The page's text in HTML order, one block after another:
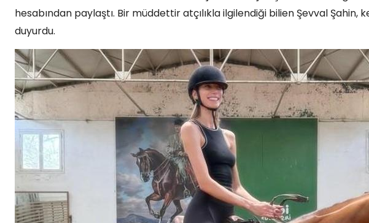
hesabından paylaştı. Bir müddettir atçılıkla ilgilendiği bilien Şevval Şahin,
duyurdu.